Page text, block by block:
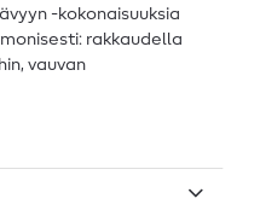
-kokonaisuuksia
rakkaudella
vauvan